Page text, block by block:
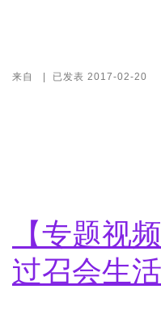
来自 | 已发表 2017-02-20
【专题视
过召会生活